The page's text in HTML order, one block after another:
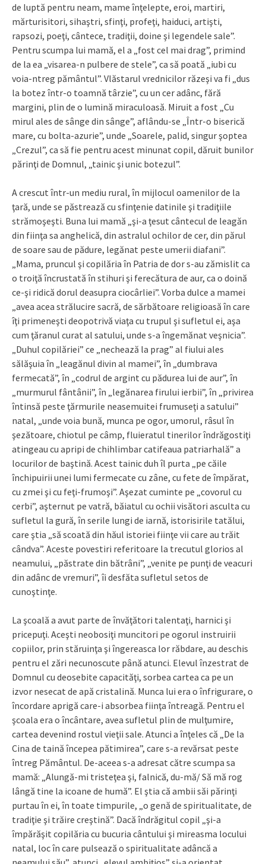
de luptă pentru neam, mame înţelepte, eroi, martiri,
mărturisitori, sihaştri, sfinţi, profeţi, haiduci, artişti,
rapsozi, poeţi, cântece, tradiţii, doine şi legendele sale”.
Pentru scumpa lui mamă, el a „fost cel mai drag”, primind
de la ea „visarea-n pulbere de stele”, ca să poată „iubi cu
voia-ntreg pământul”. Vlăstarul vrednicilor răzeşi va fi „dus
la botez într-o toamnă târzie”, cu un cer adânc, fără
margini, plin de o lumină miraculoasă. Miruit a fost „Cu
mirul ales de sânge din sânge”, aflându-se „Într-o biserică
mare, cu bolta-azurie”, unde „Soarele, palid, singur şoptea
„Crezul”, ca să fie pentru acest minunat copil, dăruit bunilor
părinţi de Domnul, „tainic şi unic botezul”.
A crescut într-un mediu rural, în mijlocul oamenilor de la
ţară, unde se păstrează cu sfinţenie datinile şi tradiţiile
strămoşeşti. Buna lui mamă „şi-a ţesut cântecul de leagăn
din fiinţa sa anghelică, din astralul ochilor de cer, din părul
de soare sau de pădure, legănat peste umerii diafani”.
„Mama, pruncul şi copilăria în Patria de dor s-au zămislit ca
o troiţă încrustată în stihuri şi ferecătura de aur, ca o doină
ce-şi ridică dorul deasupra ciocârliei”. Vorba dulce a mamei
„avea acea strălucire sacră, de sărbătoare religioasă în care
îţi primeneşti deopotrivă viaţa cu trupul şi sufletul ei, aşa
cum ţăranul curat al satului, unde s-a îngemănat veşnicia”.
„Duhul copilăriei” ce „nechează la prag” al fiului ales
sălăşuia în „leagănul divin al mamei”, în „dumbrava
fermecată”, în „codrul de argint cu pădurea lui de aur”, în
„murmurul fântânii”, în „legănarea firului ierbii”, în „privirea
întinsă peste ţărmurile neasemuitei frumuseţi a satului”
natal, „unde voia bună, munca pe ogor, umorul, râsul în
şezătoare, chiotul pe câmp, fluieratul tinerilor îndrăgostiţi
atingeau cu apripi de chihlimbar catifeaua patriarhală” a
locurilor de baştină. Acest tainic duh îl purta „pe căile
închipuirii unei lumi fermecate cu zâne, cu fete de împărat,
cu zmei şi cu feţi-frumoşi”. Aşezat cuminte pe „covorul cu
cerbi”, aşternut pe vatră, băiatul cu ochii visători asculta cu
sufletul la gură, în serile lungi de iarnă, istorisirile tatălui,
care ştia „să scoată din hăul istoriei fiinţe vii care au trăit
cândva”. Aceste povestiri referitoare la trecutul glorios al
neamului, „păstrate din bătrâni”, „venite pe punţi de veacuri
din adânc de vremuri”, îi desfăta sufletul setos de
cunoştinţe.
La şcoală a avut parte de învăţători talentaţi, harnici şi
pricepuţi. Aceşti neobosiţi muncitori pe ogorul instruirii
copiilor, prin stăruinţa şi îngereasca lor răbdare, au deschis
pentru el zări necunoscute până atunci. Elevul înzestrat de
Domnul cu deosebite capacităţi, sorbea cartea ca pe un
izvor nesecat de apă cristalină. Munca lui era o înfrigurare, o
încordare aprigă care-i absorbea fiinţa întreagă. Pentru el
şcoala era o încântare, avea sufletul plin de mulţumire,
cartea devenind rostul vieţii sale. Atunci a înţeles că „De la
Cina de taină începea pătimirea”, care s-a revărsat peste
întreg Pământul. De-aceea s-a adresat către scumpa sa
mamă: „Alungă-mi tristeţea şi, falnică, du-mă/ Să mă rog
lângă tine la icoane de humă”. El ştia că ambii săi părinţi
purtau în ei, în toate timpurile, „o genă de spiritualitate, de
tradiţie şi trăire creştină”. Dacă îndrăgitul copil „şi-a
împărăşit copilăria cu bucuria cântului şi mireasma locului
natal, loc în care pulsează o spiritualitate adâncă a